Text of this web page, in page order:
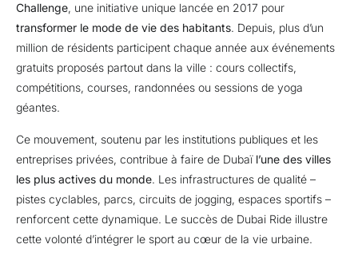
Challenge, une initiative unique lancée en 2017 pour
transformer le mode de vie des habitants. Depuis, plus d’un
million de résidents participent chaque année aux événements
gratuits proposés partout dans la ville : cours collectifs,
compétitions, courses, randonnées ou sessions de yoga
géantes.
Ce mouvement, soutenu par les institutions publiques et les
entreprises privées, contribue à faire de Dubaï l’une des villes
les plus actives du monde. Les infrastructures de qualité –
pistes cyclables, parcs, circuits de jogging, espaces sportifs –
renforcent cette dynamique. Le succès de Dubai Ride illustre
cette volonté d’intégrer le sport au cœur de la vie urbaine.